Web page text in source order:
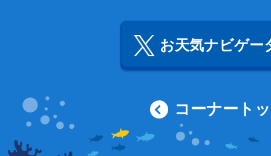
お天気ナビゲー
コーナート